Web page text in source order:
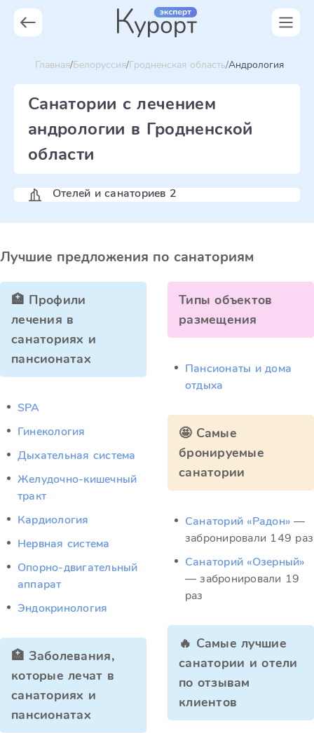
Главная Белоруссия Гродненская область Андрология
Санатории с лечением
андрологии в Гродненской
области
Отелей и санаториев 2
Лучшие предложения по санаториям
🏥 Профили
лечения в
санаториях и
пансионатах
SPA
Гинекология
Дыхательная система
Желудочно-кишечный
тракт
Кардиология
Нервная система
Опорно-двигательный
аппарат
Эндокринология
🏥 Заболевания,
которые лечат в
санаториях и
пансионатах
Типы объектов
размещения
Пансионаты и дома
отдыха
🤩 Самые
бронируемые
санатории
Санаторий «Радон» —
забронировали 149 раз
Санаторий «Озерный»
— забронировали 19
раз
🔥 Самые лучшие
санатории и отели
по отзывам
клиентов